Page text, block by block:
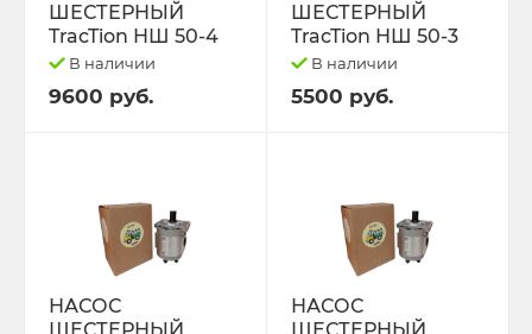
ШЕСТЕРНЫЙ
TracTion НШ 50-4
В наличии
9600 руб.
ШЕСТЕРНЫЙ
TracTion НШ 50-3
В наличии
5500 руб.
НАСОС
НАСОС
ПРОКЛАДКИ ГОЛОВКИ БЛОКА
РАДИАТОРЫ ОХЛАЖДЕНИЯ
РАСПРЕДЕЛИТЕЛИ
ТО-49
ЯМЗ-236,238,240